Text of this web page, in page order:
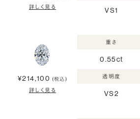
詳しく見る VS1
¥214,100 (税込)
詳しく見る
重さ
0.55ct
透明度
VS2